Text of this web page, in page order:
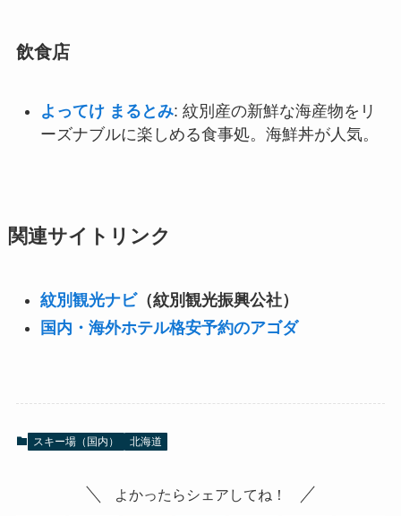
飲食店
よってけ まるとみ: 紋別産の新鮮な海産物をリ
ーズナブルに楽しめる食事処。海鮮丼が人気。
関連サイトリンク
紋別観光ナビ（紋別観光振興公社）
国内・海外ホテル格安予約のアゴダ
スキー場（国内） 北海道
よかったらシェアしてね！